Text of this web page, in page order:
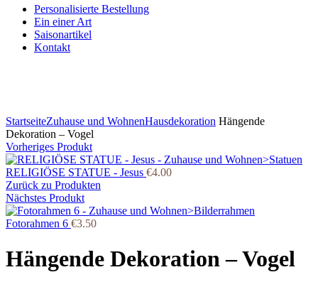
Personalisierte Bestellung
Ein einer Art
Saisonartikel
Kontakt
StartseiteZuhause und WohnenHausdekoration Hängende
Dekoration – Vogel
Vorheriges Produkt
RELIGIÖSE STATUE - Jesus €4.00
Zurück zu Produkten
Nächstes Produkt
Fotorahmen 6 €3.50
Hängende Dekoration – Vogel